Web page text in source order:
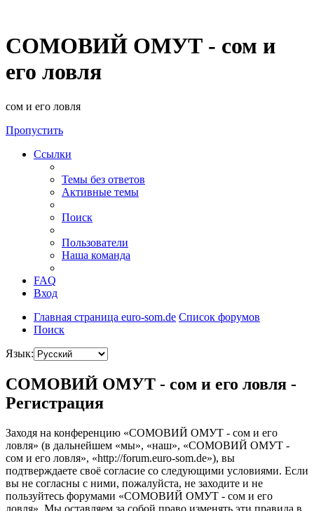
СОМОВИЙ ОМУТ - сом и
его ловля
сом и его ловля
Пропустить
Ссылки
Темы без ответов
Активные темы
Поиск
Пользователи
Наша команда
FAQ
Вход
Главная страница euro-som.de Список форумов
Поиск
Язык:
СОМОВИЙ ОМУТ - сом и его ловля -
Регистрация
Заходя на конференцию «СОМОВИЙ ОМУТ - сом и его
ловля» (в дальнейшем «мы», «наш», «СОМОВИЙ ОМУТ -
сом и его ловля», «http://forum.euro-som.de»), вы
подтверждаете своё согласие со следующими условиями. Если
вы не согласны с ними, пожалуйста, не заходите и не
пользуйтесь форумами «СОМОВИЙ ОМУТ - сом и его
ловля». Мы оставляем за собой право изменять эти правила в